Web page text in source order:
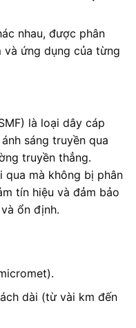
nhau, được phân
ứng dụng của từng
là loại dây cáp
sáng truyền qua
truyền thẳng.
qua mà không bị phân
tín hiệu và đảm bảo
ổn định.
dài (từ vài km đến